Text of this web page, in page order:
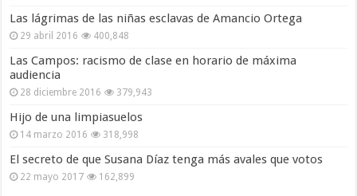
Las lágrimas de las niñas esclavas de Amancio Ortega
29 abril 2016 400,848
Las Campos: racismo de clase en horario de máxima
audiencia
28 diciembre 2016 379,943
Hijo de una limpiasuelos
14 marzo 2016 318,998
El secreto de que Susana Díaz tenga más avales que votos
22 mayo 2017 162,899